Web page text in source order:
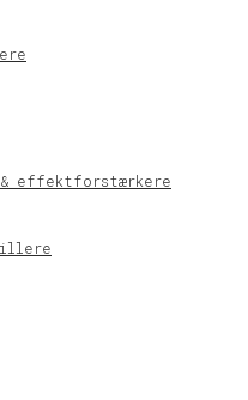
& effektforstærkere